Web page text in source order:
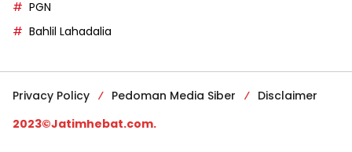
PGN
Bahlil Lahadalia
Privacy Policy Pedoman Media Siber
Disclaimer
2023©Jatimhebat.com.